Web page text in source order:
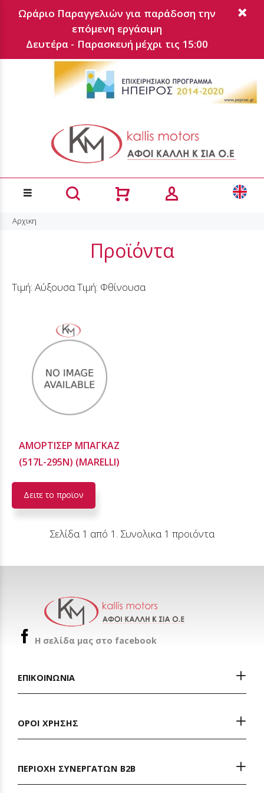
Ωράριο Παραγγελιών για παράδοση την
επόμενη εργάσιμη
Δευτέρα - Παρασκευή μέχρι τις 15:00
Αρχικη
Προϊόντα
Τιμή: ΑύξουσαΤιμή: Φθίνουσα
ΑΜΟΡΤΙΣΕΡ ΜΠΑΓΚΑΖ
(517L-295N) (MARELLI)
Δειτε το προϊoν
Σελίδα 1 από 1. Συνολικα 1 προιόντα
H σελίδα μας στο facebook
ΕΠΙΚΟΙΝΩΝΙΑ
ΟΡΟΙ ΧΡΗΣΗΣ
ΠΕΡΙΟΧΗ ΣΥΝΕΡΓΑΤΩΝ Β2Β